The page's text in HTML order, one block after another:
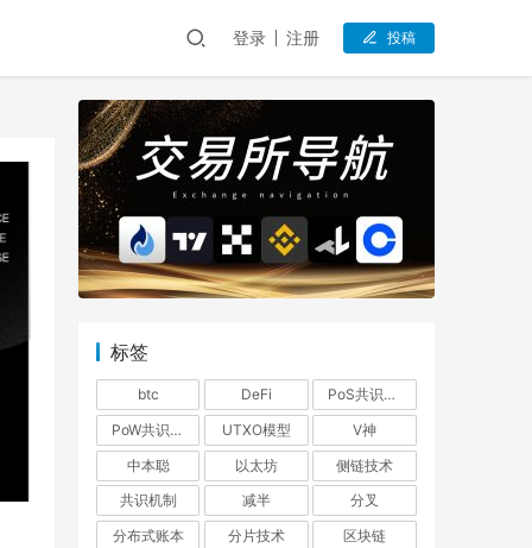
登录 注册 投稿
标签
btc DeFi
PoS共识机制
PoW共识机制
UTXO模型
V神
中本聪
以太坊
侧链技术
共识机制
减半
分叉
分布式账本
分片技术
区块链